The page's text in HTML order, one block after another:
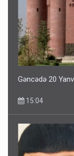
Gəncədə 20
15:04